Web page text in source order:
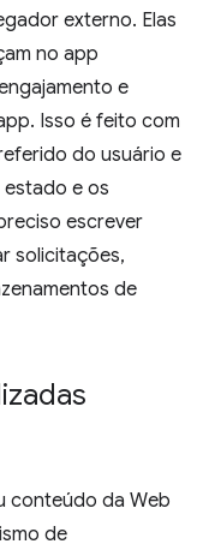
externo. Elas
no app
e
Isso é feito com
do usuário e
e os
escrever
solicitações,
de
conteúdo da Web
de